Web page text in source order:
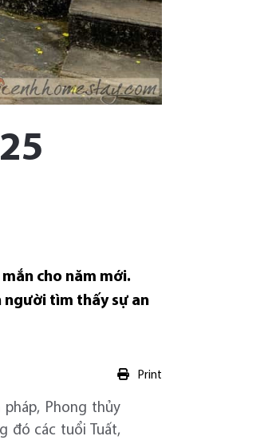
cho năm mới.
người tìm thấy sự an
Print
pháp, Phong thủy
đó các tuổi Tuất,